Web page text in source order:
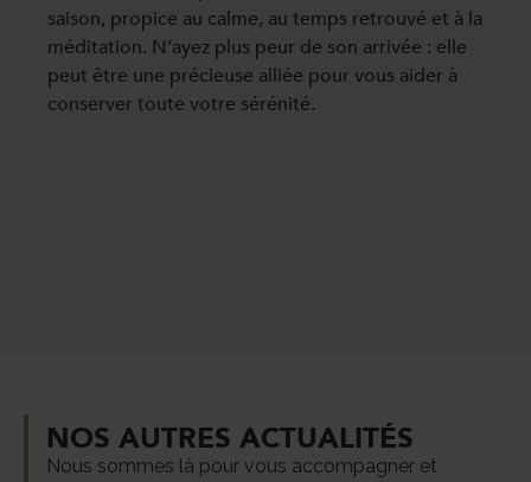
saison, propice au calme, au temps retrouvé et à la
méditation. N’ayez plus peur de son arrivée : elle
peut être une précieuse alliée pour vous aider à
conserver toute votre sérénité.
NOS AUTRES ACTUALITÉS
Nous sommes là pour vous accompagner et